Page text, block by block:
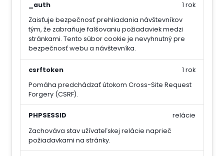
_auth
Zaisťuje bezpečnosť prehliadania návštevníkov
tým, že zabraňuje falšovaniu požiadaviek medzi
stránkami. Tento súbor cookie je nevyhnutný pre
bezpečnosť webu a návštevníka.
1 rok
csrftoken
Pomáha predchádzať útokom Cross-Site Request
Forgery (CSRF).
1 rok
PHPSESSID
Zachováva stav užívateľskej relácie naprieč
požiadavkami na stránky.
relácie